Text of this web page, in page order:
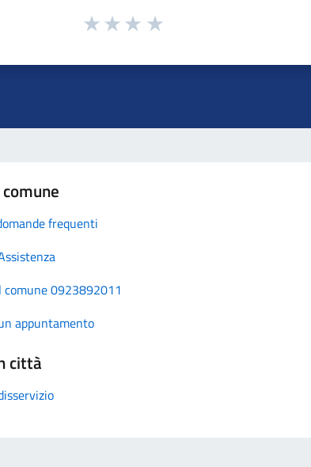
frequenti
comune 0923892011
appuntamento
città